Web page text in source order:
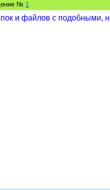
№ 1
и файлов с подобными,